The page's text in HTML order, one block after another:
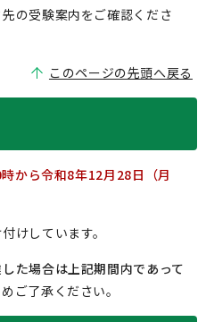
の受験案内をご確認くださ
このページの先頭へ戻る
から令和8年12月28日（月
けしています。
た場合は上記期間内であって
ご了承ください。